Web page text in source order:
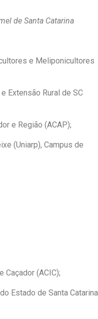
de Santa Catarina
e Meliponicultores
Extensão Rural de SC
e Região (ACAP);
(Uniarp), Campus de
Caçador (ACIC);
Estado de Santa Catarina